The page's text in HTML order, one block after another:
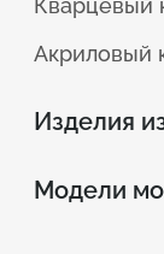
Кварцевый
Акриловый
Изделия
Модели